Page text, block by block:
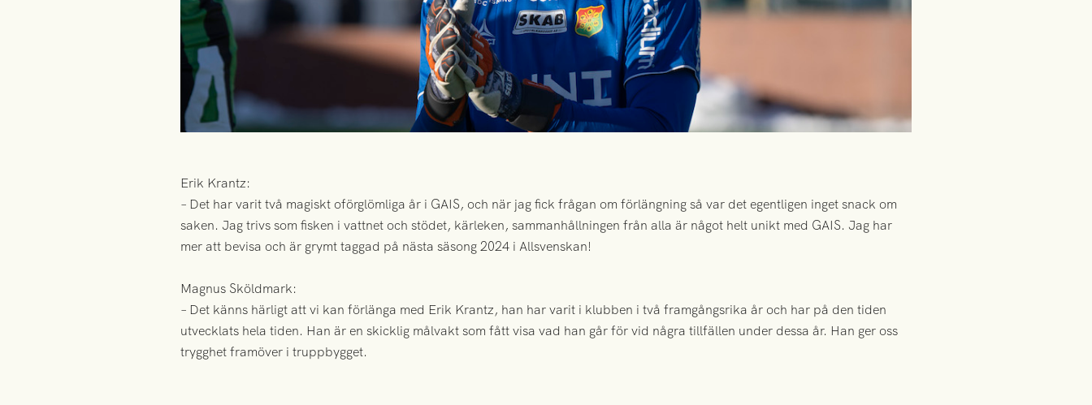
Erik Krantz:
– Det har varit två magiskt oförglömliga år i GAIS, och när jag fick frågan om förlängning så var det egentligen inget snack om
saken. Jag trivs som fisken i vattnet och stödet, kärleken, sammanhållningen från alla är något helt unikt med GAIS. Jag har
mer att bevisa och är grymt taggad på nästa säsong 2024 i Allsvenskan!
Magnus Sköldmark:
– Det känns härligt att vi kan förlänga med Erik Krantz, han har varit i klubben i två framgångsrika år och har på den tiden
utvecklats hela tiden. Han är en skicklig målvakt som fått visa vad han går för vid några tillfällen under dessa år. Han ger oss
trygghet framöver i truppbygget.